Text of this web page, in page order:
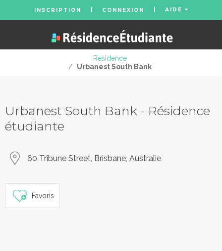
INSCRIPTION CONNEXION AIDE
Residence
/
Urbanest South Bank
Urbanest South Bank - Résidence
étudiante
60 Tribune Street, Brisbane, Australie
Favoris